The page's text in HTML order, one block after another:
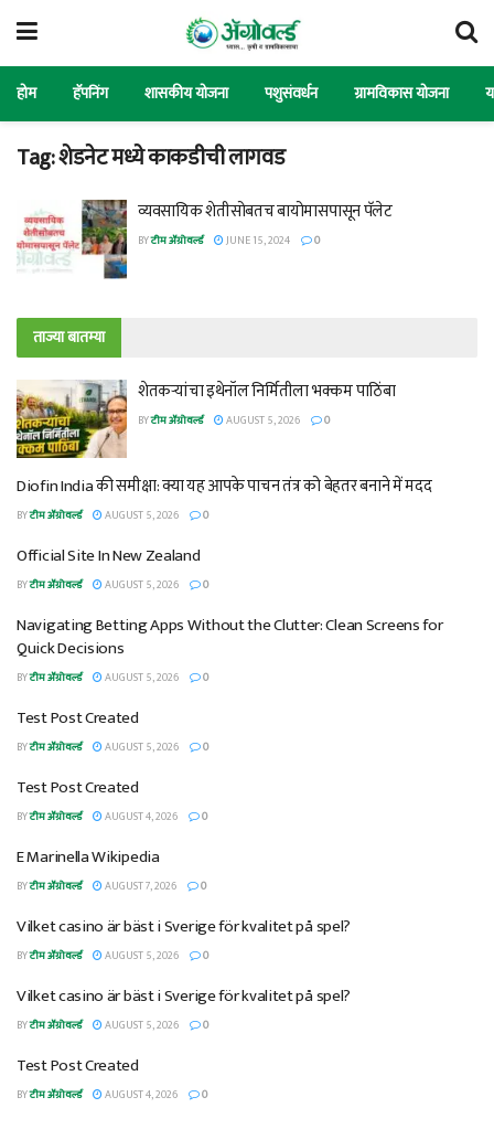
होम हॅपनिंग शासकीय योजना पशुसंवर्धन ग्रामविकास योजना
Tag:शेडनेट मध्ये काकडीची लागवड
व्यवसायिक शेतीसोबतच बायोमासपासून पॅलेट
BYटीम ॲग्रोवर्ल्ड JUNE 15, 2024 0
ताज्या बातम्या
शेतकऱ्यांचा इथेनॉल निर्मितीला भक्कम पाठिंबा
BYटीम ॲग्रोवर्ल्ड AUGUST 5, 2026 0
Diofin India की समीक्षा: क्या यह आपके पाचन तंत्र को बेहतर बनाने में मदद
BYटीम ॲग्रोवर्ल्ड AUGUST 5, 2026 0
Official Site In New Zealand
BYटीम ॲग्रोवर्ल्ड AUGUST 5, 2026 0
Navigating Betting Apps Without the Clutter: Clean Screens for
Quick Decisions
BYटीम ॲग्रोवर्ल्ड AUGUST 5, 2026 0
Test Post Created
BYटीम ॲग्रोवर्ल्ड AUGUST 5, 2026 0
Test Post Created
BYटीम ॲग्रोवर्ल्ड AUGUST 4, 2026 0
E Marinella Wikipedia
BYटीम ॲग्रोवर्ल्ड AUGUST 7, 2026 0
Vilket casino är bäst i Sverige för kvalitet på spel?
BYटीम ॲग्रोवर्ल्ड AUGUST 5, 2026 0
Vilket casino är bäst i Sverige för kvalitet på spel?
BYटीम ॲग्रोवर्ल्ड AUGUST 5, 2026 0
Test Post Created
BYटीम ॲग्रोवर्ल्ड AUGUST 4, 2026 0